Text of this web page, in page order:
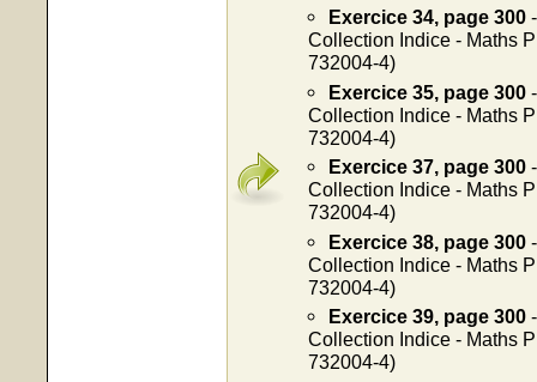
Exercice 34, page 300
Collection Indice - Maths
732004-4)
Exercice 35, page 300
Collection Indice - Maths
732004-4)
Exercice 37, page 300
Collection Indice - Maths
732004-4)
Exercice 38, page 300
Collection Indice - Maths
732004-4)
Exercice 39, page 300
Collection Indice - Maths
732004-4)